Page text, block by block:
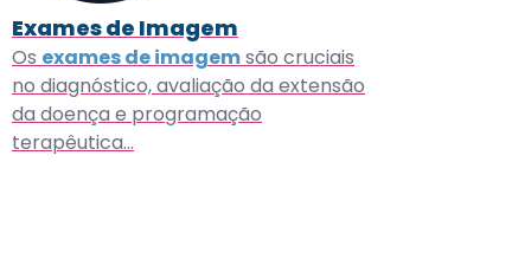
Exames de Imagem
Os exames de imagemsão cruciais
no diagnóstico, avaliação da extensão
da doença e programação
terapêutica…